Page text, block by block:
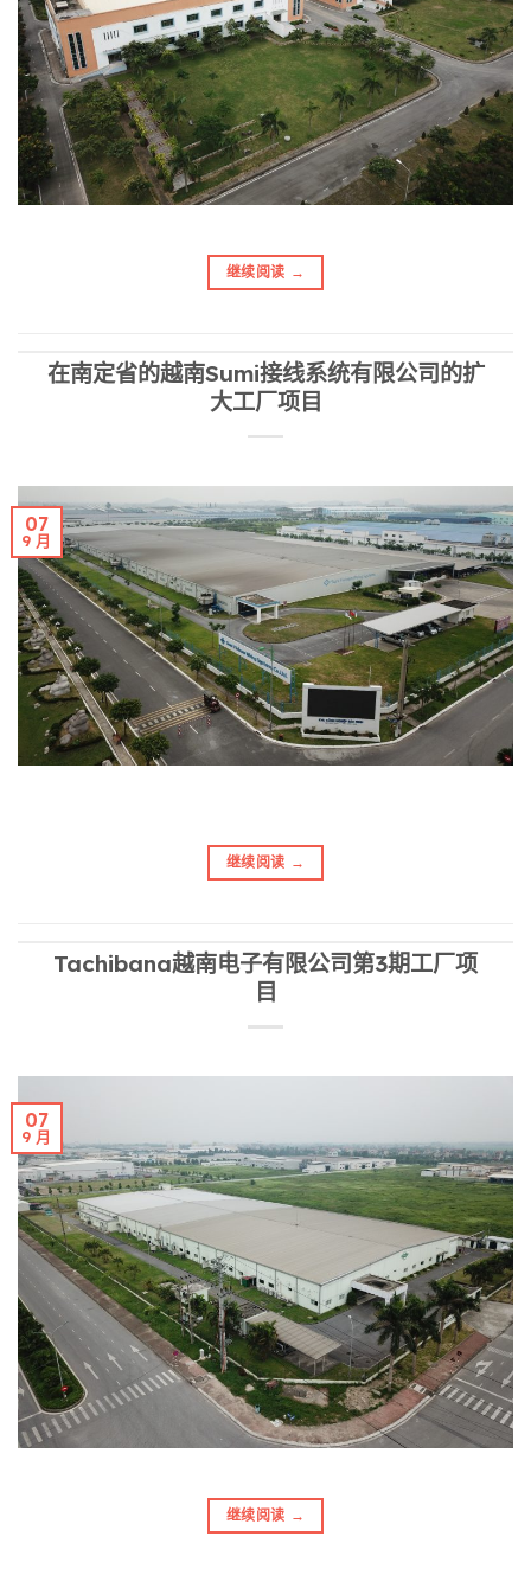
继续阅读 →
在南定省的越南Sumi接线系统有限公司的扩
大工厂项目
07
9 月
继续阅读 →
Tachibana越南电子有限公司第3期工厂项
目
07
9 月
继续阅读 →